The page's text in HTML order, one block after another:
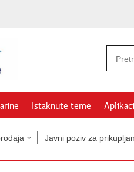
Istaknute teme
Javni poziv za